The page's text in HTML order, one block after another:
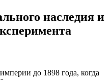
наследия и
до 1898 года, когда